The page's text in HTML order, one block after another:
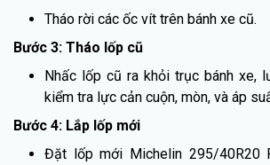
Tháo rời các ốc vít trên bánh xe cũ.
Bước 3: Tháo lốp cũ
Nhấc lốp cũ ra khỏi trục bánh xe,
kiểm tra lực cản cuộn, mòn, và áp
Bước 4: Lắp lốp mới
Đặt lốp mới Michelin 295/40R20